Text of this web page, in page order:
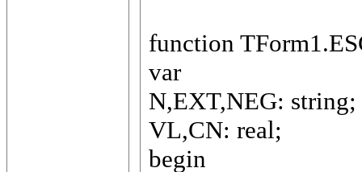
function
var
N,EXT,NEG: string;
VL,CN: real;
begin